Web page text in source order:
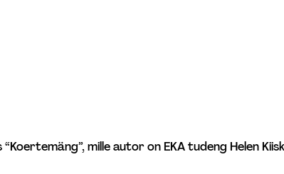
mille autor on EKA tudeng Helen